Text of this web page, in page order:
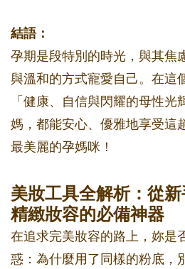
結語：
孕期是段特別的時光，與其焦
與溫和的方式寵愛自己。在這
「健康、自信與閃耀的母性
媽，都能安心、優雅地享受這
最美麗的孕媽咪！
美妝工具全解析：從
精緻妝容的必備神器
在追求完美妝容的路上，妳是
惑：為什麼用了同樣的粉底，